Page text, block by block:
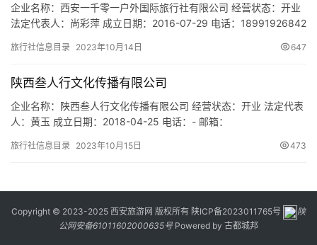
企业名称：西安一千零一户外国际旅行社有限公司 经营状态：开业
法定代表人：尚彩萍 成立日期：2016-07-29 电话：18991926842
91610103MA6TYGUR5A 注册地址：陕西省西安市碑林区长安北路
www.1001hw.top…
旅行社信息目录 2023年10月14日 647
陕西叁人行文化传播有限公司
企业名称：陕西叁人行文化传播有限公司 经营状态：开业 法定代表
人：黄玉 成立日期：2018-04-25 电话：- 邮箱：
91610103MA6UUC8G3D 注册地址：陕西省西安市碑林区含光北
旅行社信息目录 2023年10月15日 473
Copyright © 2023-2025 西安旅游网 版权所有 陕ICP备2023011765号
陕
公网安备61011602000635号Powered by 古都城邦